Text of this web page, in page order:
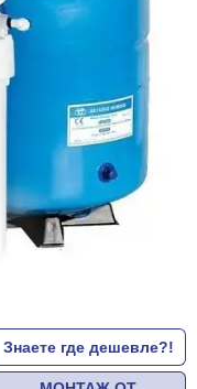
Знаете где дешевле?!